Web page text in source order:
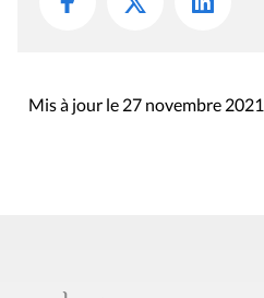
Mis à jour le 27 novembre 2021